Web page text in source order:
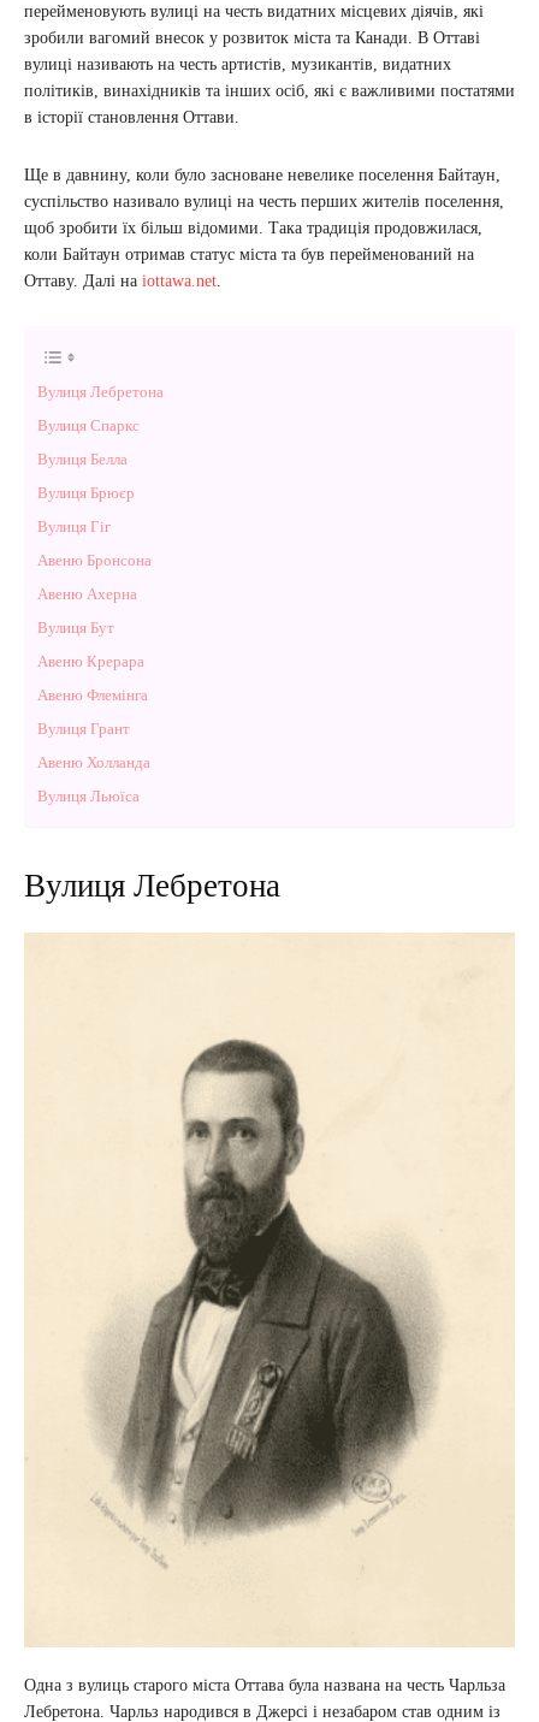
перейменовують вулиці на честь видатних місцевих діячів, які
зробили вагомий внесок у розвиток міста та Канади. В Оттаві
вулиці називають на честь артистів, музикантів, видатних
політиків, винахідників та інших осіб, які є важливими постатями
в історії становлення Оттави.
Ще в давнину, коли було засноване невелике поселення Байтаун,
суспільство називало вулиці на честь перших жителів поселення,
щоб зробити їх більш відомими. Така традиція продовжилася,
коли Байтаун отримав статус міста та був перейменований на
Оттаву. Далі на iottawa.net
Вулиця Лебретона
Вулиця Спаркс
Вулиця Белла
Вулиця Брюєр
Вулиця Гіг
Авеню Бронсона
Авеню Ахерна
Вулиця Бут
Авеню Крерара
Авеню Флемінга
Вулиця Грант
Авеню Холланда
Вулиця Льюїса
Вулиця Лебретона
Одна з вулиць старого міста Оттава була названа на честь Чарльза
Лебретона. Чарльз народився в Джерсі і незабаром став одним із